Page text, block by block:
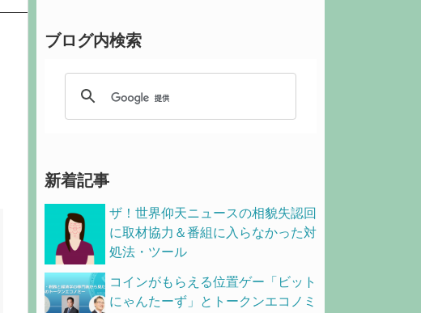
ブログ内検索
新着記事
ザ！世界仰天ニュースの相貌失認回
に取材協力＆番組に入らなかった対
処法・ツール
コインがもらえる位置ゲー「ビット
にゃんたーず」とトークンエコノミ